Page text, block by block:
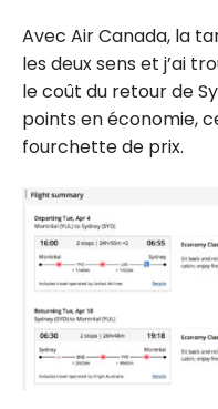
Avec Air Canada, la
les deux sens et j’ai
le coût du retour de
points en économie,
fourchette de prix.